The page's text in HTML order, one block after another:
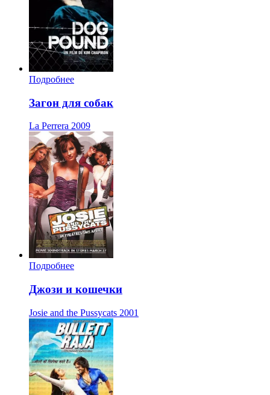
Подробнее
Загон для собак
La Perrera 2009
Подробнее
Джози и кошечки
Josie and the Pussycats 2001